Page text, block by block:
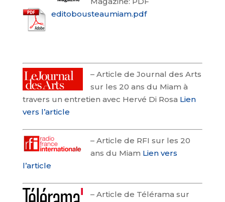
editobousteaumiam.pdf
– Article de Journal des Arts
sur les 20 ans du Miam à
travers un entretien avec Hervé Di Rosa Lien
vers l’article
– Article de RFI sur les 20
ans du Miam Lien vers
l’article
– Article de Télérama sur